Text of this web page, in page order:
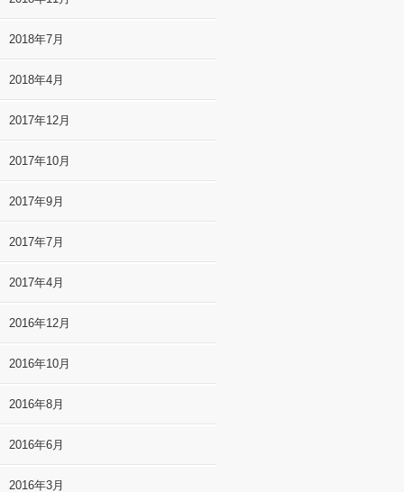
2018年7月
2018年4月
2017年12月
2017年10月
2017年9月
2017年7月
2017年4月
2016年12月
2016年10月
2016年8月
2016年6月
2016年3月